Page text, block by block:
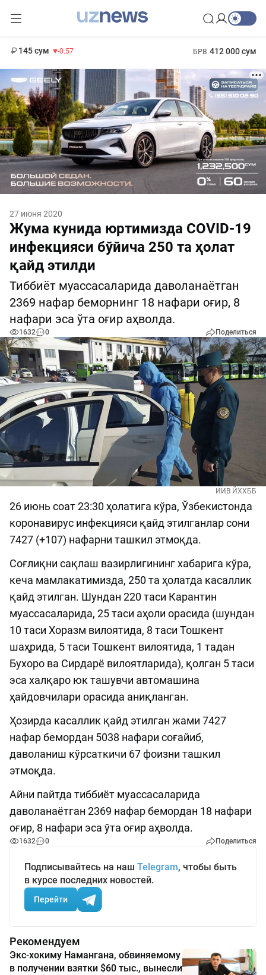
145 сум -0.57 БРВ 412 000 сум
27 июня 2020
Жума кунида юртимизда COVID-19
инфекцияси бўйича 250 та ҳолат
қайд этилди
Тиббиёт муассасаларида даволанаётган
2369 нафар беморнинг 18 нафари оғир, 8
нафари эса ўта оғир аҳволда.
1632 0 Поделиться
ИИВ ЙХХББ
26 июнь соат 23:30 ҳолатига кўра, Ўзбекистонда
коронавирус инфекцияси қайд этилганлар сони
7427 (+107) нафарни ташкил этмоқда.
Соғлиқни сақлаш вазирлигининг хабарига кўра,
кеча мамлакатимизда, 250 та ҳолатда касаллик
қайд этилган. Шундан 220 таси Карантин
муассасаларида, 25 таси аҳоли орасида (шундан
10 таси Хоразм вилоятида, 8 таси Тошкент
шаҳрида, 5 таси Тошкент вилоятида, 1 тадан
Бухоро ва Сирдарё вилоятларида), қолган 5 таси
эса халқаро юк ташувчи автомашина
ҳайдовчилари орасида аниқланган.
Ҳозирда касаллик қайд этилган жами 7427
нафар бемордан 5038 нафари соғайиб,
даволаниш кўрсаткичи 67 фоизни ташкил
этмоқда.
Айни пайтда тиббиёт муассасаларида
даволанаётган 2369 нафар бемордан 18 нафари
оғир, 8 нафари эса ўта оғир аҳволда.
1632 0 Поделиться
Подписывайтесь на наш Telegram, чтобы быть
в курсе последних новостей.
Перейти
Рекомендуем
Экс-хокиму Намангана, обвиняемому
в получении взятки $60 тыс., вынесли